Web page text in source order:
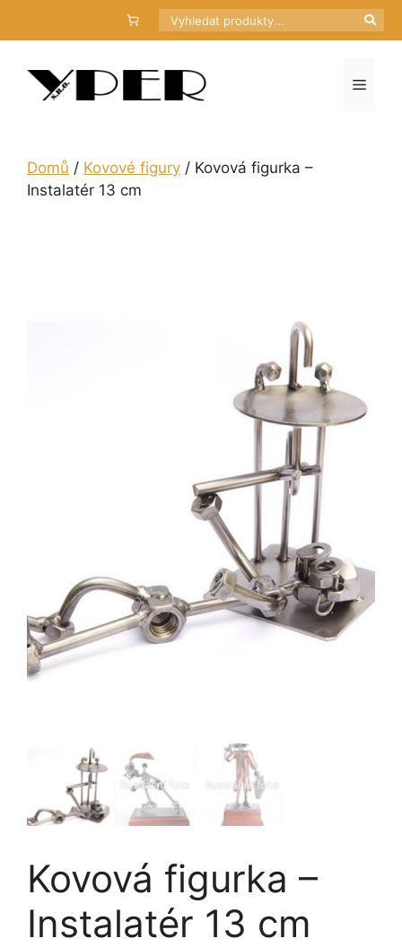
Hledat
Menu
Domů / Kovové figury / Kovová figurka –
Instalatér 13 cm
Kovová figurka –
Instalatér 13 cm